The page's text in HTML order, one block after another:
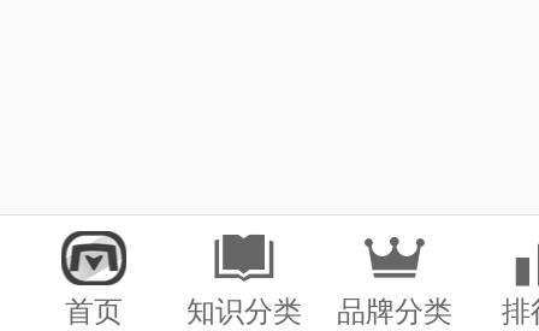
首页 知识分类 品牌分类 排